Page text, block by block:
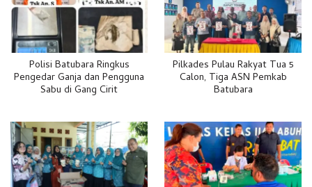
Polisi Batubara Ringkus
Pengedar Ganja dan Pengguna
Sabu di Gang Cirit
Pilkades Pulau Rakyat Tua 5
Calon, Tiga ASN Pemkab
Batubara